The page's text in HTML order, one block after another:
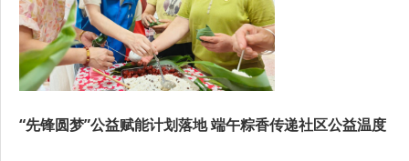
“先锋圆梦”公益赋能计划落地 端午粽香传递社区公益温度